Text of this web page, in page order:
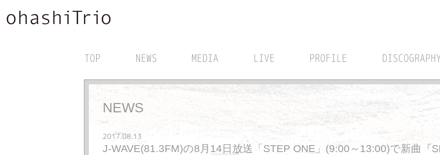
TOP NEWS MEDIA LIVE PROFILE
NEWS
2017.08.13
J-WAVE(81.3FM)の8月14日放送「STEP ONE」(9:00～13:00)で新曲『